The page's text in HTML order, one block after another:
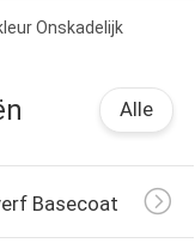
Onskadelijk
Alle
Basecoat